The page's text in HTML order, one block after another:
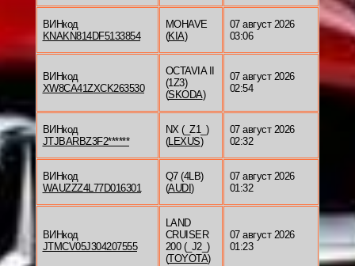
ВИНкод
KNAKN814DF5133854
MOHAVE
(KIA)
07 август 2026
03:06
ВИНкод
XW8CA41ZXCK263530
OCTAVIA II
(1Z3)
(SKODA)
07 август 2026
02:54
ВИНкод
JTJBARBZ3F2******
NX (_Z1_)
(LEXUS)
07 август 2026
02:32
ВИНкод
WAUZZZ4L77D016301
Q7 (4LB)
(AUDI )
07 август 2026
01:32
ВИНкод
JTMCV05J304207555
LAND
CRUISER
200 (_J2_)
(TOYOTA)
07 август 2026
01:23